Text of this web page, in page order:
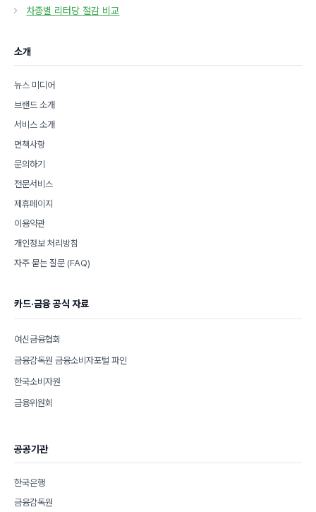
리
차종별 리터당 절감 비교
소개
뉴스 미디어
브랜드 소개
서비스 소개
면책사항
문의하기
전문서비스
제휴페이지
이용약관
개인정보 처리방침
자주 묻는 질문 (FAQ)
카드·금융 공식 자료
여신금융협회
금융감독원 금융소비자포털 파인
한국소비자원
금융위원회
공공기관
한국은행
금융감독원